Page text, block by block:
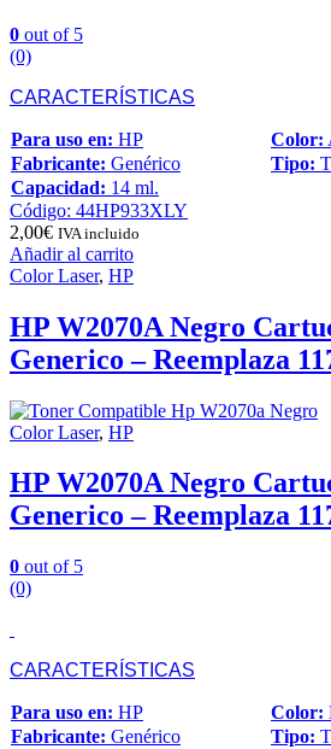
0 out of 5
(0)
CARACTERÍSTICAS
Para uso en: HP Color:
Fabricante: Genérico Tipo:
Capacidad: 14 ml.
Código: 44HP933XLY
2,00€ IVA incluido
Añadir al carrito
Color Laser, HP
HP W2070A Negro
Generico – Reemplaza
Color Laser, HP
HP W2070A Negro
Generico – Reemplaza
0 out of 5
(0)
CARACTERÍSTICAS
Para uso en: HP Color:
Fabricante: Genérico Tipo: